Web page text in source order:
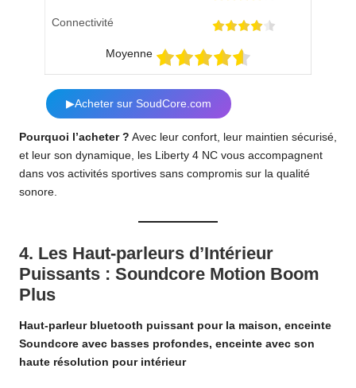
Connectivité
Moyenne
▶Acheter sur SoudCore.com
Pourquoi l’acheter ? Avec leur confort, leur maintien sécurisé,
et leur son dynamique, les Liberty 4 NC vous accompagnent
dans vos activités sportives sans compromis sur la qualité
sonore.
4. Les Haut-parleurs d’Intérieur
Puissants : Soundcore Motion Boom
Plus
Haut-parleur bluetooth puissant pour la maison, enceinte
Soundcore avec basses profondes, enceinte avec son
haute résolution pour intérieur